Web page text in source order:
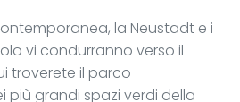
la Neustadt e i
vi condurranno verso il
troverete il parco
più grandi spazi verdi della